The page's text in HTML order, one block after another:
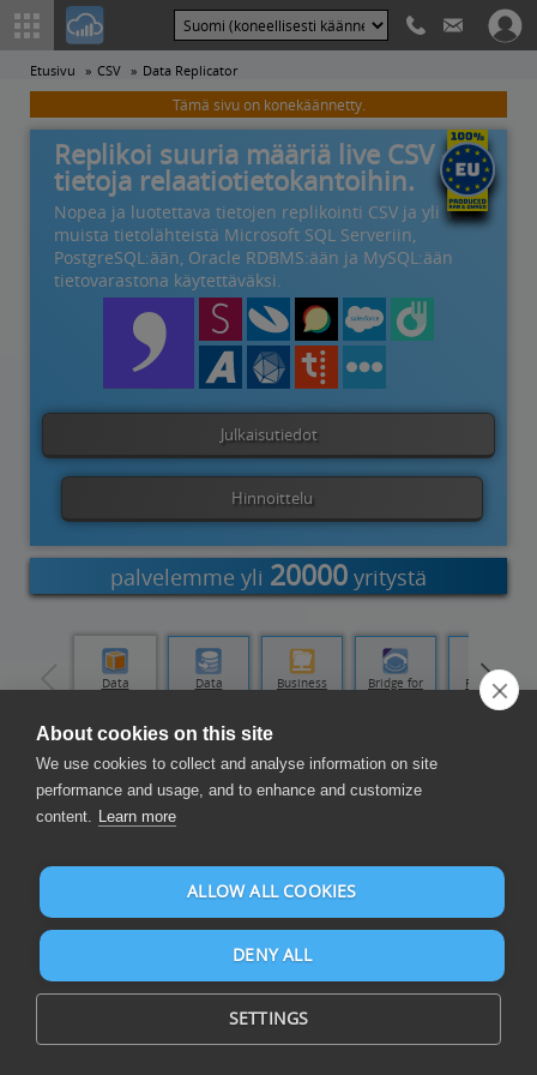
Etusivu CSV Data Replicator
Tämä sivu on konekäännetty.
Julkaisutiedot
Hinnoittelu
Replikoi suuria määriä live CSV -
tietoja relaatiotietokantoihin.
Nopea ja luotettava tietojen replikointi CSV ja yli 105
muista tietolähteistä Microsoft SQL Serveriin,
PostgreSQL:ään, Oracle RDBMS:ään ja MySQL:ään
tietovarastona käytettäväksi.
palvelemme yli 20000 yritystä
Hub
Data
Data
Business
Bridge for
Runtime
Raporttien ja kojelautojen laatiminen
Laadi raportteja ja kojelautoja CSV ja yli 105 tietolähteestä.
Komalla erotetut arvot ("CSV") on tietojen tekstimuoto. CSV-
About cookies on this site
We use cookies to collect and analyse information on site
performance and usage, and to enhance and customize
content. Learn more
ALLOW ALL COOKIES
DENY ALL
SETTINGS